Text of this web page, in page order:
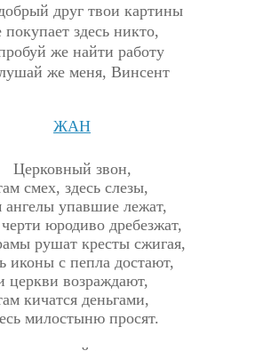
друг твои картины
покупает здесь никто,
же найти работу
же меня, Винсент
ЖАН
Церковный звон,
смех, здесь слезы,
ангелы упавшие лежат,
черти юродиво дребезжат,
рушат кресты сжигая,
иконы с пепла достают,
церкви возраждают,
кичатся деньгами,
милостыню просят.